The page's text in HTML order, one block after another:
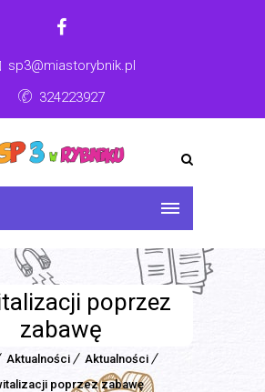
sp3@miastorybnik.pl
324223927
poprzez
zabawę
Aktualności
Aktualności
poprzez zabawę